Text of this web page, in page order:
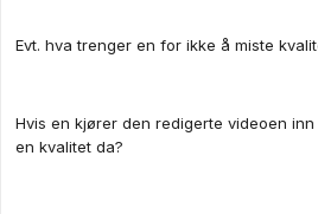
Evt. hva trenger en for ikke å miste
Hvis en kjører den redigerte videoen
en kvalitet da?